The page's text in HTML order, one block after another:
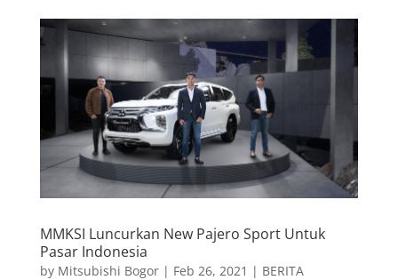
MMKSI Luncurkan New Pajero Sport Untuk
Pasar Indonesia
by Mitsubishi Bogor| Feb 26, 2021 | BERITA